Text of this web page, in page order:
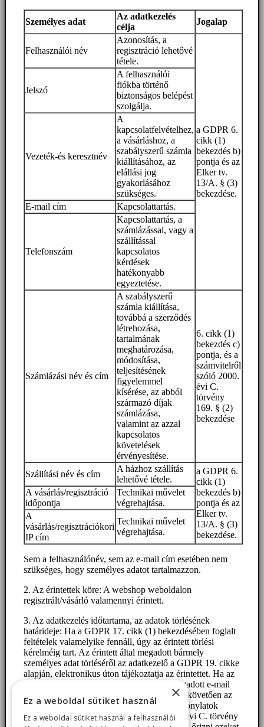
Személyes adat
Az adatkezelés
célja
Jogalap
Felhasználói név
Azonosítás, a
regisztráció lehetővé
tétele.
a GDPR 6.
cikk (1)
bekezdés b)
pontja és az
Elker tv.
13/A. § (3)
bekezdése.
Jelszó
A felhasználói
fiókba történő
biztonságos belépést
szolgálja.
Vezeték-és keresztnév
A
kapcsolatfelvételhez,
a vásárláshoz, a
szabályszerű számla
kiállításához, az
elállási jog
gyakorlásához
szükséges.
E-mail cím
Kapcsolattartás.
Telefonszám
Kapcsolattartás, a
számlázással, vagy a
szállítással
kapcsolatos
kérdések
hatékonyabb
egyeztetése.
Számlázási név és cím
A szabályszerű
számla kiállítása,
továbbá a szerződés
létrehozása,
tartalmának
meghatározása,
módosítása,
teljesítésének
figyelemmel
kísérése, az abból
származó díjak
számlázása,
valamint az azzal
kapcsolatos
követelések
érvényesítése.
6. cikk (1)
bekezdés c)
pontja, és a
számvitelről
szóló 2000.
évi C.
törvény
169. § (2)
bekezdése
Szállítási név és cím
A házhoz szállítás
lehetővé tétele.
a GDPR 6.
cikk (1)
bekezdés b)
pontja és az
Elker tv.
13/A. § (3)
bekezdése.
A vásárlás/regisztráció
időpontja
Technikai művelet
végrehajtása.
A
vásárlás/regisztrációkori
IP cím
Technikai művelet
végrehajtása.
Sem a felhasználónév, sem az e-mail cím esetében nem
szükséges, hogy személyes adatot tartalmazzon.
2. Az érintettek köre: A webshop weboldalon
regisztrált/vásárló valamennyi érintett.
3. Az adatkezelés időtartama, az adatok törlésének
határideje: Ha a GDPR 17. cikk (1) bekezdésében foglalt
feltételek valamelyike fennáll, úgy az érintett törlési
kérelméig tart. Az érintett által megadott bármely
személyes adat törléséről az adatkezelő a GDPR 19. cikke
alapján, elektronikus úton tájékoztatja az érintettet. Ha az
érintett törlési kérelme kiterjed az általa megadott e-mail
címre is, akkor az adatkezelő a tájékoztatást követően az
e-mail címet is törli. Kivéve a számviteli bizonylatok
esetében, hiszen a számvitelről szóló 2000. évi C. törvény
×
Ez a weboldal sütiket használ
Ez a weboldal sütiket használ a felhasználói